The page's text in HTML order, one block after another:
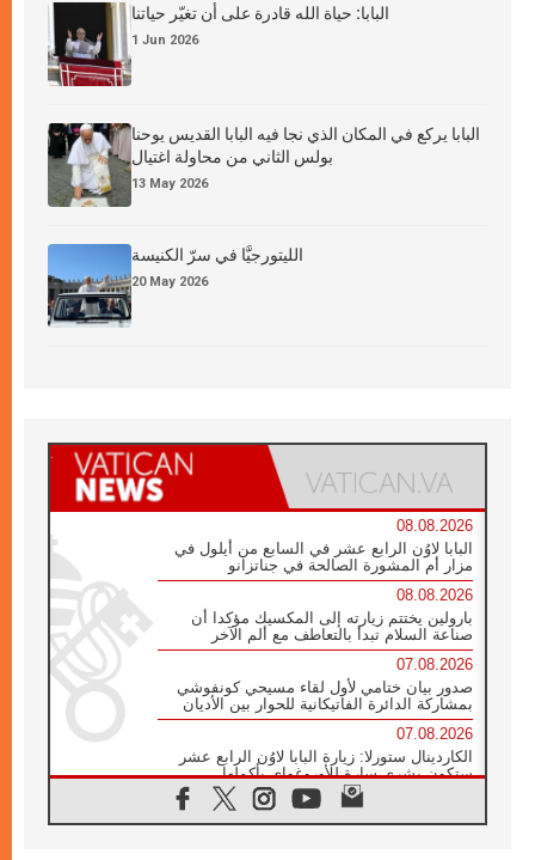
البابا: حياة الله قادرة على أن تغيّر حياتنا
1 Jun 2026
البابا يركع في المكان الذي نجا فيه البابا القديس يوحنا
بولس الثاني من محاولة اغتيال
13 May 2026
الليتورجيَّا في سرّ الكنيسة
20 May 2026
08.08.2026
البابا لاوُن الرابع عشر في السابع من أيلول في
مزار أم المشورة الصالحة في جناتزانو
08.08.2026
بارولين يختتم زيارته إلى المكسيك مؤكدا أن
صناعة السلام تبدأ بالتعاطف مع ألم الآخر
07.08.2026
صدور بيان ختامي لأول لقاء مسيحي كونفوشي
بمشاركة الدائرة الفاتيكانية للحوار بين الأديان
07.08.2026
الكاردينال ستورلا: زيارة البابا لاوُن الرابع عشر
ستكون بشرى سارة للأوروغواي بأكملها
الفاتيكان يعلن برنامج الزيارة الرسولية للبابا لاوُن